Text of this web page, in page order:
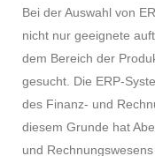
Bei der Auswahl von
nicht nur geeignete
dem Bereich der
gesucht. Die ERP-
des Finanz- und
diesem Grunde hat
und